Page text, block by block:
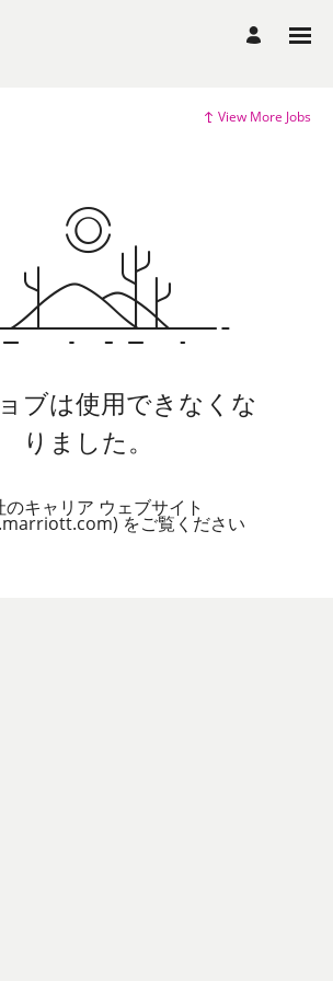
View More Jobs
ブは使用できなくな
りました。
のキャリア ウェブサイト
をご覧ください